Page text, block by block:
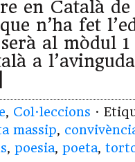
en Català
n’ha fet
al mòdul 1
a
, Col·leccions ·
massip,
, poesia, poeta,